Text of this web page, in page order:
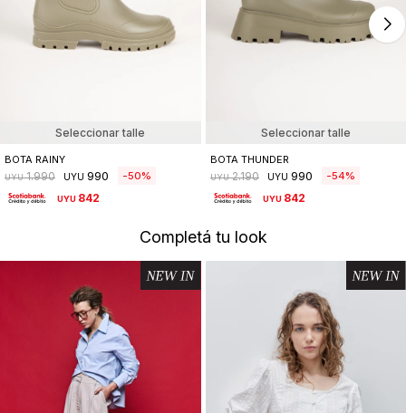
Seleccionar talle
BOTA RAINY
UYU 1.990 UYU 990 50
UYU 842
Seleccionar talle
BOTA THUNDER
UYU 2.190 UYU 990 54
UYU 842
Completá tu look